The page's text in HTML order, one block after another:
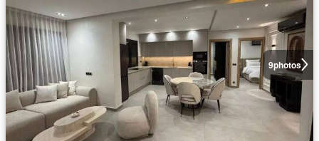
9photos